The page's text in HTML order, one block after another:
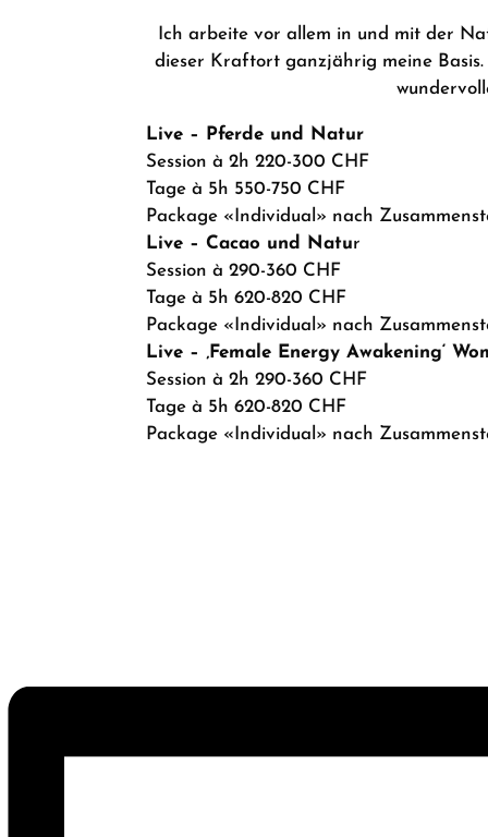
Ich arbeite vor allem in und mit der
dieser Kraftort ganzjährig meine
Live – Pferde und Natur
Session à 2h 220-300 CHF
Tage à 5h 550-750 CHF
Package «Individual» nach
Live – Cacao und Natur
Session à 290-360 CHF
Tage à 5h 620-820 CHF
Package «Individual» nach
Live – ‚Female Energy Awakening‘
Session à 2h 290-360 CHF
Tage à 5h 620-820 CHF
Package «Individual» nach